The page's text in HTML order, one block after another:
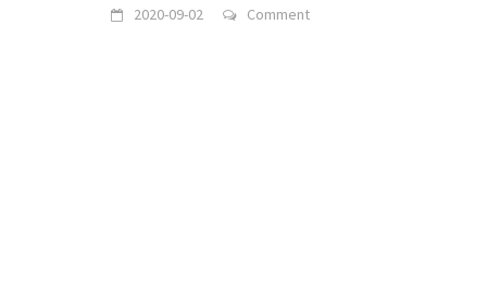
2020-09-02 Comment